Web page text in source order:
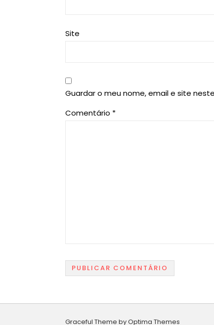
Site
Guardar o meu nome, email e site
Comentário *
Graceful Theme byOptima Themes